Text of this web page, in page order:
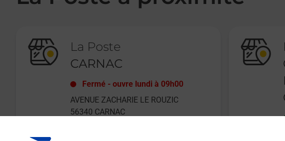
La Poste
CARNAC
Fermé -ouvre lundi à 09h00
AVENUE ZACHARIE LE ROUZIC
56340 CARNAC